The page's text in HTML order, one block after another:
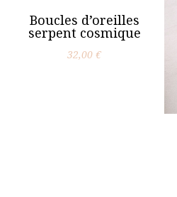
Boucles d’oreilles
serpent cosmique
32,00€